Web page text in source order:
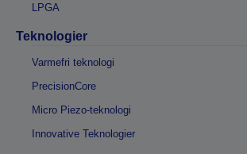
LPGA
Teknologier
Varmefri teknologi
PrecisionCore
Micro Piezo-teknologi
Innovative Teknologier